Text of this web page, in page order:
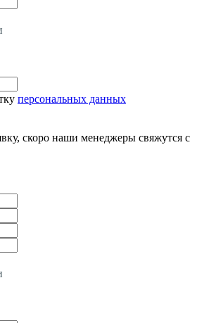
персональных данных
скоро наши менеджеры свяжутся с